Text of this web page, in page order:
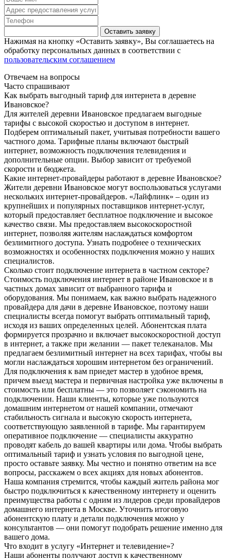
Оставить заявку
Нажимая на кнопку «Оставить заявку», Вы соглашаетесь на
обработку персональных данных в соответствии с
пользовательским соглашением
Отвечаем на вопросы
Часто спрашивают
Как выбрать выгодный тариф для интернета в деревне
Ивановское?
Для жителей деревни Ивановское предлагаем выгодные
тарифы с высокой скоростью и доступом в интернет.
Подберем оптимальный пакет, учитывая потребности вашего
частного дома. Тарифные планы включают быстрый
интернет, возможность подключения телевидения и
дополнительные опции. Выбор зависит от требуемой
скорости и бюджета.
Какие интернет-провайдеры работают в деревне Ивановское?
Жители деревни Ивановское могут воспользоваться услугами
нескольких интернет-провайдеров. «Лайфлинк» – один из
крупнейших и популярных поставщиков интернет-услуг,
который предоставляет бесплатное подключение и высокое
качество связи. Мы предоставляем высокоскоростной
интернет, позволяя жителям наслаждаться комфортом
безлимитного доступа. Узнать подробнее о технических
возможностях и особенностях подключения можно у наших
специалистов.
Сколько стоит подключение интернета в частном секторе?
Стоимость подключения интернет в районе Ивановское и в
частных домах зависит от выбранного тарифа и
оборудования. Мы понимаем, как важно выбрать надежного
провайдера для дачи в деревне Ивановское, поэтому наши
специалисты всегда помогут выбрать оптимальный тариф,
исходя из ваших определенных целей. Абонентская плата
формируется прозрачно и включает высокоскоростной доступ
в интернет, а также при желании — пакет телеканалов. Мы
предлагаем безлимитный интернет на всех тарифах, чтобы вы
могли наслаждаться хорошим интернетом без ограничений.
Для подключения к вам приедет мастер в удобное время,
причем выезд мастера и первичная настройка уже включены в
стоимость или бесплатны — это позволяет сэкономить на
подключении. Наши клиенты, которые уже пользуются
домашним интернетом от нашей компании, отмечают
стабильность сигнала и высокую скорость интернета,
соответствующую заявленной в тарифе. Мы гарантируем
оперативное подключение — специалисты аккуратно
проводят кабель до вашей квартиры или дома. Чтобы выбрать
оптимальный тариф и узнать условия по выгодной цене,
просто оставьте заявку. Мы честно и понятно ответим на все
вопросы, расскажем о всех акциях для новых абонентов.
Наша компания стремится, чтобы каждый житель района мог
быстро подключиться к качественному интернету и оценить
преимущества работы с одним из лидеров среди провайдеров
домашнего интернета в Москве. Уточнить итоговую
абонентскую плату и детали подключения можно у
консультантов — они помогут подобрать решение именно для
вашего дома.
Что входит в услугу «Интернет и телевидение»?
Наши абоненты получают доступ к качественному